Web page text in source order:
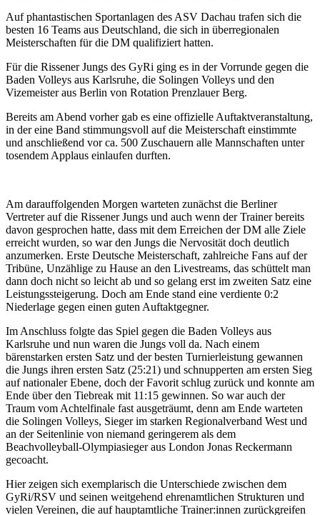
Auf phantastischen Sportanlagen des ASV Dachau trafen sich die
besten 16 Teams aus Deutschland, die sich in überregionalen
Meisterschaften für die DM qualifiziert hatten.
Für die Rissener Jungs des GyRi ging es in der Vorrunde gegen die
Baden Volleys aus Karlsruhe, die Solingen Volleys und den
Vizemeister aus Berlin von Rotation Prenzlauer Berg.
Bereits am Abend vorher gab es eine offizielle Auftaktveranstaltung,
in der eine Band stimmungsvoll auf die Meisterschaft einstimmte
und anschließend vor ca. 500 Zuschauern alle Mannschaften unter
tosendem Applaus einlaufen durften.
Am darauffolgenden Morgen warteten zunächst die Berliner
Vertreter auf die Rissener Jungs und auch wenn der Trainer bereits
davon gesprochen hatte, dass mit dem Erreichen der DM alle Ziele
erreicht wurden, so war den Jungs die Nervosität doch deutlich
anzumerken. Erste Deutsche Meisterschaft, zahlreiche Fans auf der
Tribüne, Unzählige zu Hause an den Livestreams, das schüttelt man
dann doch nicht so leicht ab und so gelang erst im zweiten Satz eine
Leistungssteigerung. Doch am Ende stand eine verdiente 0:2
Niederlage gegen einen guten Auftaktgegner.
Im Anschluss folgte das Spiel gegen die Baden Volleys aus
Karlsruhe und nun waren die Jungs voll da. Nach einem
bärenstarken ersten Satz und der besten Turnierleistung gewannen
die Jungs ihren ersten Satz (25:21) und schnupperten am ersten Sieg
auf nationaler Ebene, doch der Favorit schlug zurück und konnte am
Ende über den Tiebreak mit 11:15 gewinnen. So war auch der
Traum vom Achtelfinale fast ausgeträumt, denn am Ende warteten
die Solingen Volleys, Sieger im starken Regionalverband West und
an der Seitenlinie von niemand geringerem als dem
Beachvolleyball-Olympiasieger aus London Jonas Reckermann
gecoacht.
Hier zeigen sich exemplarisch die Unterschiede zwischen dem
GyRi/RSV und seinen weitgehend ehrenamtlichen Strukturen und
vielen Vereinen, die auf hauptamtliche Trainer:innen zurückgreifen